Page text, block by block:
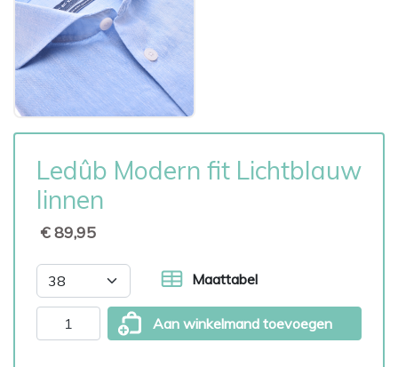
Ledûb Modern fit Lichtblauw
linnen
€ 89,95
Maattabel
Aan winkelmand toevoegen